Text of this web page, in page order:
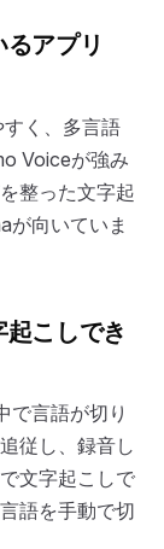
アプリ
く、多言語
Voiceが強み
整った文字起
が向いていま
こしでき
で言語が切り
従し、録音し
文字起こしで
語を手動で切